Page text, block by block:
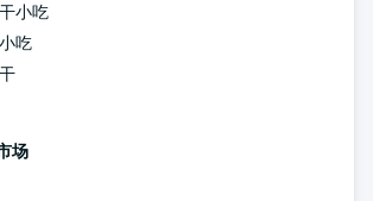
小吃
吃
场